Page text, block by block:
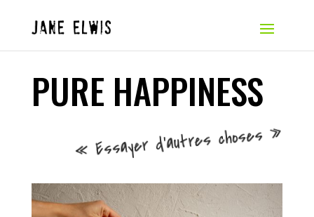
PURE HAPPINESS
« Essayer d’autres choses »